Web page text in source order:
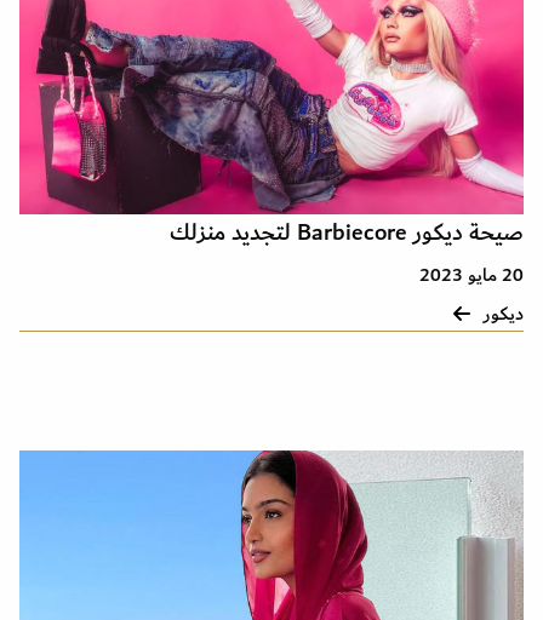
صيحة ديكور Barbiecore لتجديد منزلك
20 مايو 2023
ديكور